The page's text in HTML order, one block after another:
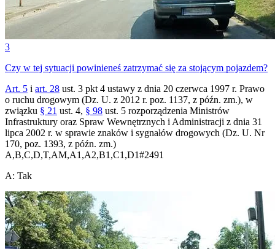
3
Czy w tej sytuacji powinieneś zatrzymać się za stojącym pojazdem?
Art. 5 i art. 28 ust. 3 pkt 4 ustawy z dnia 20 czerwca 1997 r. Prawo
o ruchu drogowym (Dz. U. z 2012 r. poz. 1137, z późn. zm.), w
związku § 21 ust. 4, § 98 ust. 5 rozporządzenia Ministrów
Infrastruktury oraz Spraw Wewnętrznych i Administracji z dnia 31
lipca 2002 r. w sprawie znaków i sygnałów drogowych (Dz. U. Nr
170, poz. 1393, z późn. zm.)
A,B,C,D,T,AM,A1,A2,B1,C1,D1#2491
A: Tak